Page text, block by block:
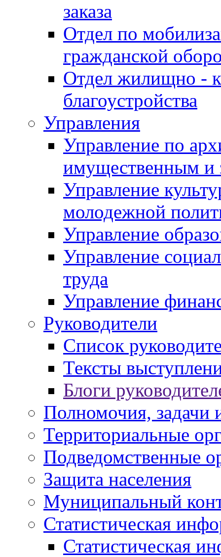
заказа
Отдел по
гражданской
Отдел жилищно -
благоустройства
Управления
Управление по
имущественным и
Управление
молодежной
Управление
Управление
труда
Управление
Руководители
Список
Тексты
Блоги
Полномочия, задачи
Территориальные
Подведомственные
Защита населения
Муниципальный
Статистическая
Статистическая